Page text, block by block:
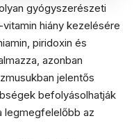
gyógyszerészeti
hiány kezelésére
piridoxin és
azonban
jelentős
befolyásolhatják
legmegfelelőbb az